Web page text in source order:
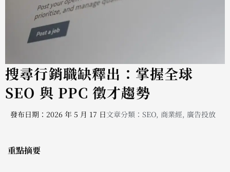
搜尋行銷職缺釋出：掌握全球
SEO 與 PPC 徵才趨勢
發布日期：2026 年 5 月 17 日文章分類： SEO, 商業經, 廣告投放
重點摘要